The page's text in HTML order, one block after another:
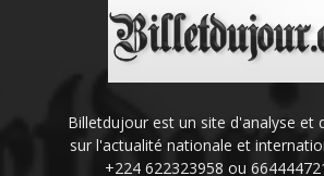
Billetdujour est un site d'analyse et
sur l'actualité nationale et
+224 622323958 ou